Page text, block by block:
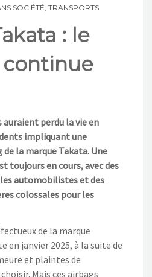
SOCIÉTÉ TRANSPORTS
: le
continue
perdu la vie en
impliquant une
la marque Takata. Une
toujours en cours, avec des
automobilistes et des
colossales pour les
de la marque
en janvier 2025, à la suite de
et plaintes de
Mais ces airbags